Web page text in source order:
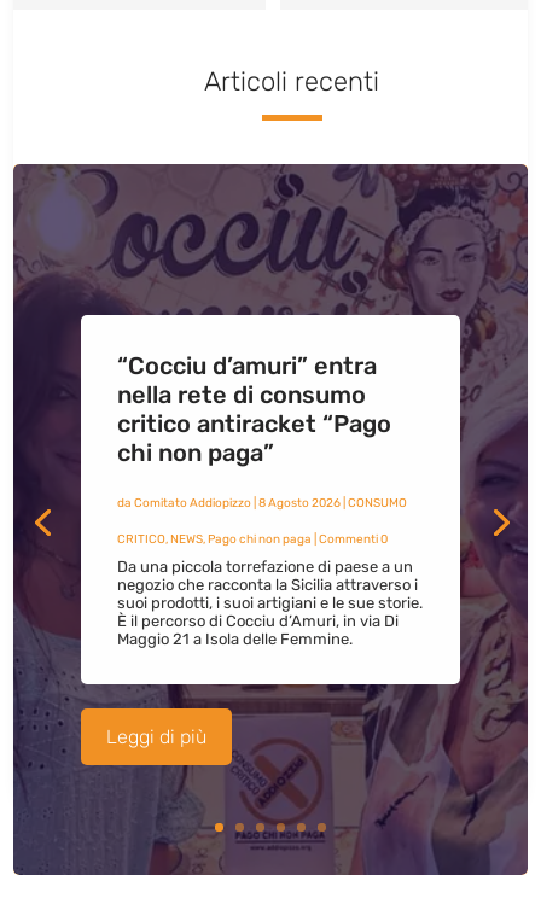
Articoli recenti
“Cocciu d’amuri” entra
nella rete di consumo
critico antiracket “Pago
chi non paga”
da Comitato Addiopizzo| 8 Agosto 2026| CONSUMO
CRITICO,NEWS,Pago chi non paga | Commenti 0
Da una piccola torrefazione di paese a un
negozio che racconta la Sicilia attraverso i
suoi prodotti, i suoi artigiani e le sue storie.
È il percorso di Cocciu d’Amuri, in via Di
Maggio 21 a Isola delle Femmine.
Leggi di più